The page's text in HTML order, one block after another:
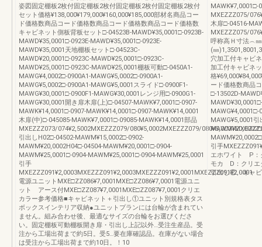
姿図固定棚板2枚付固定棚板2枚付固定棚板2枚付固定棚板2枚付
セット価格¥138,000¥179,000¥160,000¥185,000部材名商品コー
ド価格数商品コード価格数商品コード価格数商品コード価格数
キャビネット側板背板セット□-04523B-MAWD¥35,0001□-0923B-
MAWD¥35,0001□-0923E-MAWD¥35,0001□-0923E-
MAWD¥35,0001天地棚板セット□-04523C-
MAWD¥20,0001□-0923C-MAWD¥25,0001□-0923C-
MAWD¥25,0001□-0923C-MAWD¥25,0001棚板可動□-0450A1-
MAWG¥4,0002□-0900A1-MAWG¥5,0002□-0900A1-
MAWG¥5,0002□-0900A1-MAWG¥5,0001スライド□-0900F1-
MAWG¥30,0001□-0900F1-MAWG¥30,0001レンジ用□-0900G1-
MAWG¥30,0001開き扉木扉(上)□-04507-MAWK¥7,0001□-0907-
MAWK¥14,0001□-0907-MAWK¥14,0001□-0907-MAWK¥14,0001
木扉(中)□-045085-MAWK¥7,0001□-09085-MAWK¥14,0001部品
MXEZZZ073/074¥2,5002MXEZZZ079/080¥5,0002MXEZZZ079/
引出しH02□-04502-MAWM¥15,0002□-0902-
MAWM¥20,0002H04□-04504-MAWM¥20,0001□-0904-
MAWM¥25,0001□-0904-MAWM¥25,0001□-0904-MAWM¥25,0001
引手
MXEZZZ091¥2,0003MXEZZZ091¥2,0003MXEZZZ091¥2,0001MXEZZZ091¥2,0001
電源ユニットMXE□ZZ086¥7,0001MXE□ZZ086¥7,0001電源ユニ
ット アース付MXE□ZZ087¥7,0001MXE□ZZ087¥7,0001クリエ
カラー参考価格■キャビネット＋引出し①ユニット別規格表タス
ボックスインテリア収納●ユニットプランには台輪が含まれてい
ません。組み合わせ後、最適なサイズの台輪をお選びくださ
い。固定棚板可動棚板開き扉・引出し上記以外…受注生産品。受
注から工場出荷まで約5日。受5…要在庫確認品。在庫がない場合
は受注から工場出荷まで約10日。！10
MAWK¥7,0001□-
MXEZZZ075/
木扉□-04516-
MXEZZZ075/
呼称高Ｈ寸法︵
(㎜
穴加工付キャビ
加工付キャビネ
格
ード価格数商品
□-13502D-
MAWG¥4,0001□-
MAWG¥5,0001
引手
エホワイト P：
モカ D：クリエ
引出し②・キャ